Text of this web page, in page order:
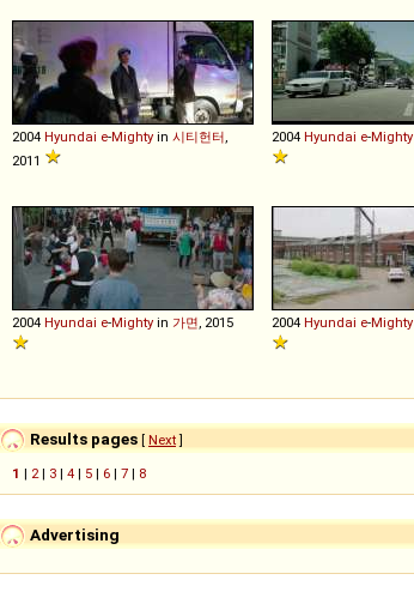
2004 Hyundai e-Mighty in 시티헌터
2011
2004 Hyundai e-Mighty
2004 Hyundai e-Mighty in 가면 , 2015 2004 Hyundai e-Mighty
Results pages [ Next]
1 | 2 | 3 | 4 | 5 | 6 | 7 | 8
Advertising